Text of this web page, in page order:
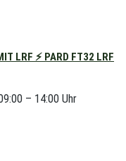
LRF ⚡ PARD FT32 LRF
– 14:00 Uhr